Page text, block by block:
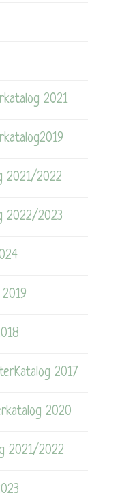
2021
2021/2022
2022/2023
2017
2020
2021/2022